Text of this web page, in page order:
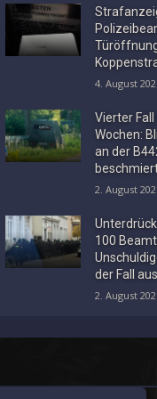
4. August
Vierter
Wochen:
an der
2. August
100
der Fall
2. August